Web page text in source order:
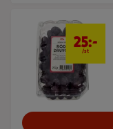
25 kr/st
25:-
/st